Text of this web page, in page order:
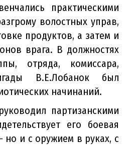
практическими
волостных управ,
продуктов, а затем и
врага. В должностях
отряда, комиссара,
В.Е.Лобанок был
начинаний.
партизанскими
его боевая
но и с оружием в руках, с